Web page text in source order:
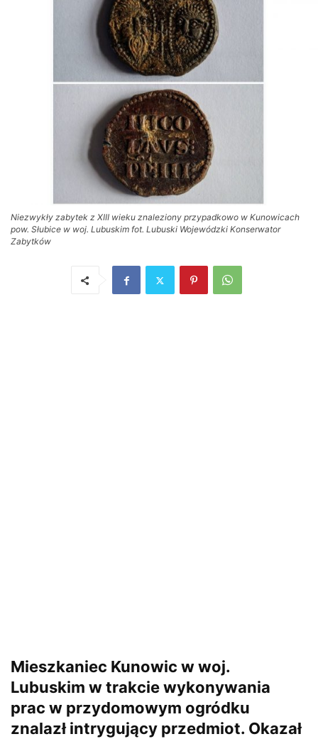
Niezwykły zabytek z XIII wieku znaleziony przypadkowo w Kunowicach
pow. Słubice w woj. Lubuskim fot. Lubuski Wojewódzki Konserwator
Zabytków
Mieszkaniec Kunowic w woj.
Lubuskim w trakcie wykonywania
prac w przydomowym ogródku
znalazł intrygujący przedmiot. Okazał